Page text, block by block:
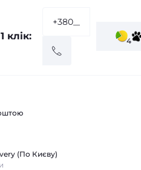
клік: 4
(По Києву)